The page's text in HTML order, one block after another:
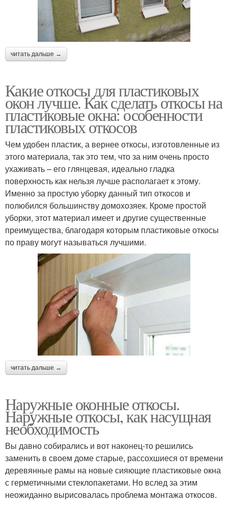
читать дальше →
Какие откосы для пластиковых
окон лучше. Как сделать откосы на
пластиковые окна: особенности
пластиковых откосов
Чем удобен пластик, а вернее откосы, изготовленные из
этого материала, так это тем, что за ним очень просто
ухаживать – его глянцевая, идеально гладка
поверхность как нельзя лучше располагает к этому.
Именно за простую уборку данный тип откосов и
полюбился большинству домохозяек. Кроме простой
уборки, этот материал имеет и другие существенные
преимущества, благодаря которым пластиковые откосы
по праву могут называться лучшими.
читать дальше →
Наружные оконные откосы.
Наружные откосы, как насущная
необходимость
Вы давно собирались и вот наконец-то решились
заменить в своем доме старые, рассохшиеся от времени
деревянные рамы на новые сияющие пластиковые окна
с герметичными стеклопакетами. Но вслед за этим
неожиданно вырисовалась проблема монтажа откосов.